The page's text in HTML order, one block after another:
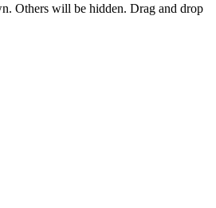
Others will be hidden. Drag and drop